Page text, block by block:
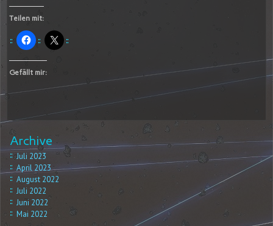
Teilen mit:
Gefällt mir:
Archive
Juli 2023
April 2023
August 2022
Juli 2022
Juni 2022
Mai 2022